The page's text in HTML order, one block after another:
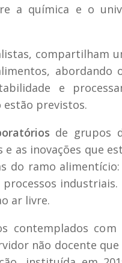
a química e o
compartilham
e
previstos.
de grupos
as inovações que
do ramo
ar livre.
contemplados com
não docente